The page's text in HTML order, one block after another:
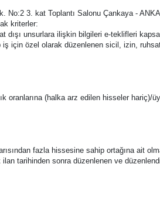
No:2 3. kat Toplantı Salonu Çankaya -
kriterler:
unsurlara ilişkin bilgileri e-teklifleri
için özel olarak düzenlenen sicil, izin,
(halka arz edilen hisseler hariç)/
fazla hissesine sahip ortağına ait
tarihinden sonra düzenlenen ve